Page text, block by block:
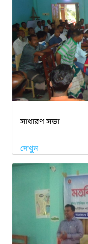
সাধারণ সভা
দেখুন